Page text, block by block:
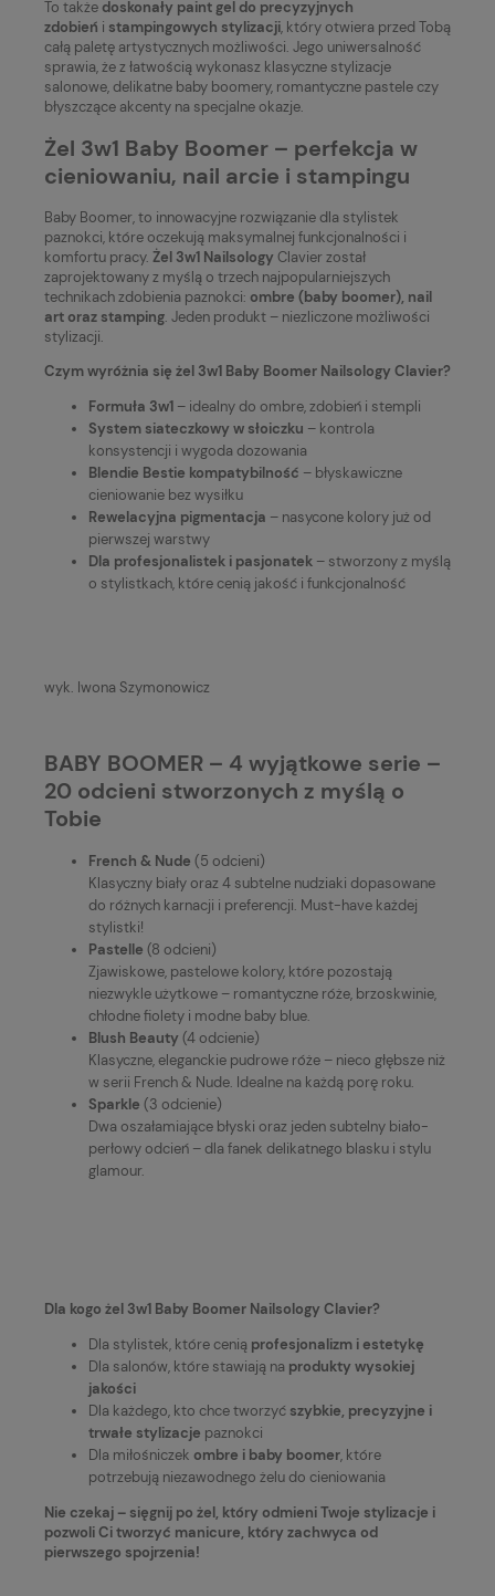
To także doskonały paint gel do precyzyjnych
zdobień i stampingowych stylizacji, który otwiera przed Tobą
całą paletę artystycznych możliwości. Jego uniwersalność
sprawia, że z łatwością wykonasz klasyczne stylizacje
salonowe, delikatne baby boomery, romantyczne pastele czy
błyszczące akcenty na specjalne okazje.
Żel 3w1 Baby Boomer – perfekcja w
cieniowaniu, nail arcie i stampingu
Baby Boomer, to innowacyjne rozwiązanie dla stylistek
paznokci, które oczekują maksymalnej funkcjonalności i
komfortu pracy. Żel 3w1 Nailsology Clavier został
zaprojektowany z myślą o trzech najpopularniejszych
technikach zdobienia paznokci: ombre (baby boomer), nail
art oraz stamping. Jeden produkt – niezliczone możliwości
stylizacji.
Czym wyróżnia się żel 3w1 Baby Boomer Nailsology Clavier?
Formuła 3w1 – idealny do ombre, zdobień i stempli
System siateczkowy w słoiczku – kontrola
konsystencji i wygoda dozowania
Blendie Bestie kompatybilność – błyskawiczne
cieniowanie bez wysiłku
Rewelacyjna pigmentacja – nasycone kolory już od
pierwszej warstwy
Dla profesjonalistek i pasjonatek – stworzony z myślą
o stylistkach, które cenią jakość i funkcjonalność
wyk. Iwona Szymonowicz
BABY BOOMER – 4 wyjątkowe serie –
20 odcieni stworzonych z myślą o
Tobie
French & Nude (5 odcieni)
Klasyczny biały oraz 4 subtelne nudziaki dopasowane
do różnych karnacji i preferencji. Must-have każdej
stylistki!
Pastelle (8 odcieni)
Zjawiskowe, pastelowe kolory, które pozostają
niezwykle użytkowe – romantyczne róże, brzoskwinie,
chłodne fiolety i modne baby blue.
Blush Beauty (4 odcienie)
Klasyczne, eleganckie pudrowe róże – nieco głębsze niż
w serii French & Nude. Idealne na każdą porę roku.
Sparkle (3 odcienie)
Dwa oszałamiające błyski oraz jeden subtelny biało-
perłowy odcień – dla fanek delikatnego blasku i stylu
glamour.
Dla kogo żel 3w1 Baby Boomer Nailsology Clavier?
Dla stylistek, które cenią profesjonalizm i estetykę
Dla salonów, które stawiają na produkty wysokiej
jakości
Dla każdego, kto chce tworzyć szybkie, precyzyjne i
trwałe stylizacje paznokci
Dla miłośniczek ombre i baby boomer, które
potrzebują niezawodnego żelu do cieniowania
Nie czekaj – sięgnij po żel, który odmieni Twoje stylizacje i
pozwoli Ci tworzyć manicure, który zachwyca od
pierwszego spojrzenia!